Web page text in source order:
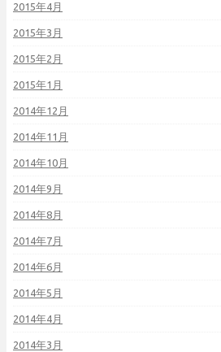
2015年4月
2015年3月
2015年2月
2015年1月
2014年12月
2014年11月
2014年10月
2014年9月
2014年8月
2014年7月
2014年6月
2014年5月
2014年4月
2014年3月